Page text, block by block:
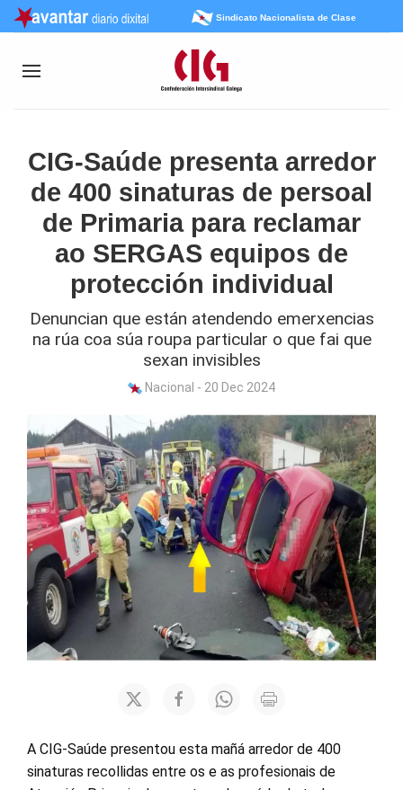
Sindicato Nacionalista de Clase
CIG-Saúde presenta arredor
de 400 sinaturas de persoal
de Primaria para reclamar
ao SERGAS equipos de
protección individual
Denuncian que están atendendo emerxencias
na rúa coa súa roupa particular o que fai que
sexan invisibles
Nacional - 20 Dec 2024
A CIG-Saúde presentou esta mañá arredor de 400
sinaturas recollidas entre os e as profesionais de